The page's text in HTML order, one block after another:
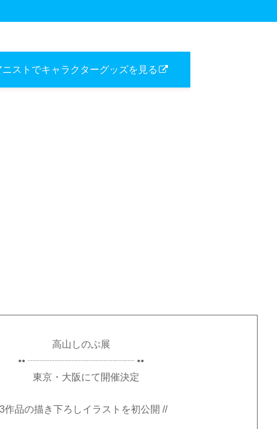
ニストでキャラクターグッズを見る
高山しのぶ展
•• ┈┈┈┈┈┈┈┈┈┈┈ ••
東京・大阪にて開催決定
作品の描き下ろしイラストを初公開 //